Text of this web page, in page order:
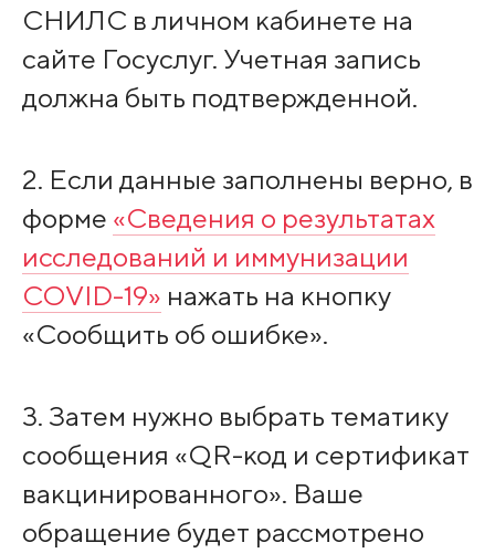
СНИЛС в личном кабинете на
сайте Госуслуг. Учетная запись
должна быть подтвержденной.
2. Если данные заполнены верно, в
форме «Сведения о результатах
исследований и иммунизации
COVID-19» нажать на кнопку
«Сообщить об ошибке».
3. Затем нужно выбрать тематику
сообщения «QR-код и сертификат
вакцинированного». Ваше
обращение будет рассмотрено